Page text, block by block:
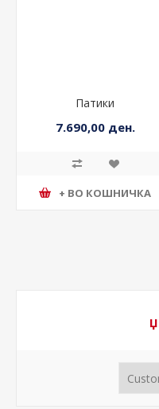
Патики
7.690,00 ден.
+ ВО КОШНИЧКА